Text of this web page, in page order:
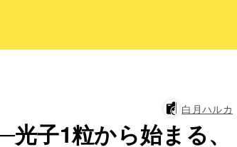
白月ハルカ
子1粒から始まる、